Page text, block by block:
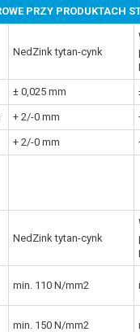
PRZY PRODUKTACH
NedZink tytan-cynk
± 0,025 mm
+ 2/-0 mm
+ 2/-0 mm
NedZink tytan-cynk
min. 110 N/mm2
min. 150 N/mm2